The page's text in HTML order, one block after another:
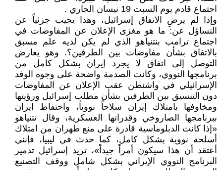
اجتماع قادم يوم السبت 19 نيسان الجاري .
وإذا لم يرضِ الاتفاق إسرائيل، وهذا يجيب جزئياً عن
التساؤل عن: ما هو مغزى الإعلان عن المفاوضات في
اجتماع ترامب بنتنياهو الذي لم يكن لديه علم مسبق
بالاتفاق بشأن مفاوضات بين الطرفين؟. وهو يعارض
التوصل إلى اتفاق لا يجرد إيران بشكل كامل من
برنامجها النووي، وكانت الصدمة واضحة على وجوه الوفد
الإسرائيلي في واشنطن عقب الإعلان عن المفاوضات
دون التنسيق بين الطرفين بشأن مطلب إسرائيل ورؤيتها
ومخاوفها بامتلاك إيران سلاحاً نووياً، واحتفاظ ايران
ببرنامجها الصاروخي وقدراتها العسكرية، وقال نتنياهو
«إذا كانت الدبلوماسية قادرة على منع طهران من امتلاك
أسلحة نووية بشكل كامل، كما حدث في ليبيا، فإنني
أعتقد أن هذا سيكون أمراً جيداً»، تريد إسرائيل تدمير
البرنامج النووي الإيراني بشكل شامل ووقف التصنيع